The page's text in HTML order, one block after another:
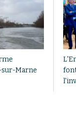
sur-Marne